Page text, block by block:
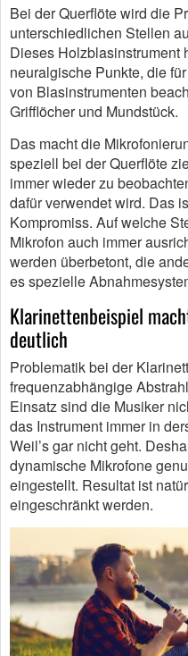
Bei der Querflöte wird die
unterschiedlichen Stellen
Dieses Holzblasinstrument
neuralgische Punkte, die
von Blasinstrumenten
Grifflöcher und Mundstück.
Das macht die
speziell bei der Querflöte
immer wieder zu
dafür verwendet wird. Das
Kompromiss. Auf welche
Mikrofon auch immer
werden überbetont, die
es spezielle
Klarinettenbeispiel
deutlich
Problematik bei der
frequenzabhängige
Einsatz sind die Musiker
das Instrument immer in
Weil’s gar nicht geht.
dynamische Mikrofone
eingestellt. Resultat ist
eingeschränkt werden.